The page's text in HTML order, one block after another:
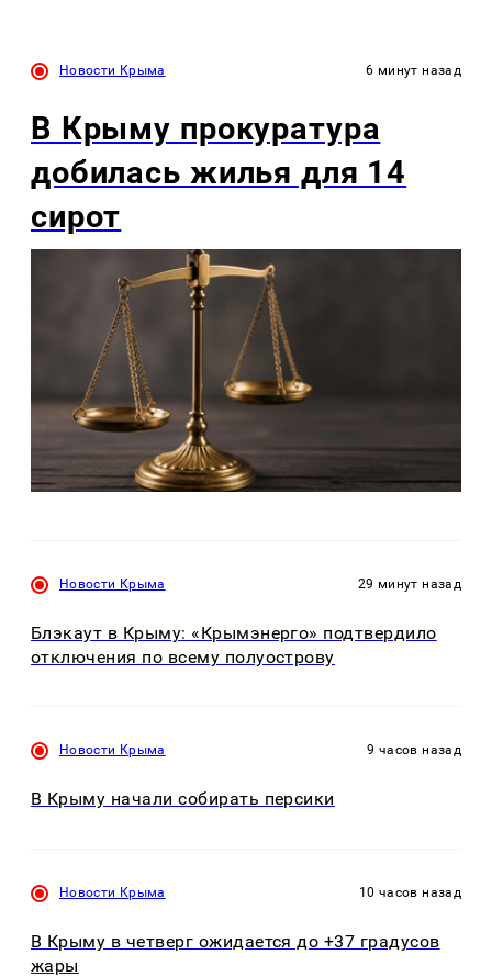
Новости Крыма 6 минут назад
В Крыму прокуратура
добилась жилья для 14
сирот
Новости Крыма 29 минут назад
Блэкаут в Крыму: «Крымэнерго» подтвердило
отключения по всему полуострову
Новости Крыма 9 часов назад
В Крыму начали собирать персики
Новости Крыма 10 часов назад
В Крыму в четверг ожидается до +37 градусов
жары